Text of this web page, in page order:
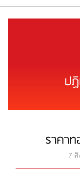
ป
ราคา
7 สิ